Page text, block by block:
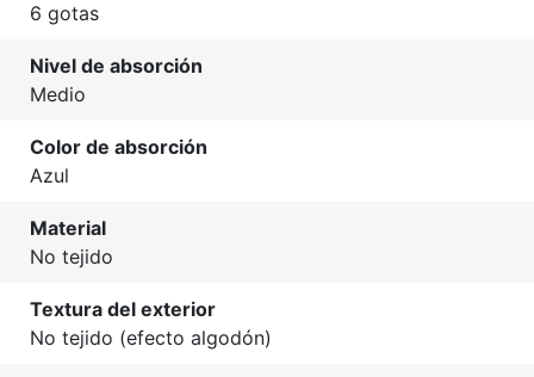
6 gotas
Nivel de absorción
Medio
Color de absorción
Azul
Material
No tejido
Textura del exterior
No tejido (efecto algodón)